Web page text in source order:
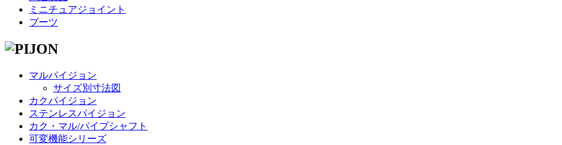
ミニチュアジョイント
ブーツ
マルパイジョン
サイズ別寸法図
カクパイジョン
ステンレスパイジョン
カク・マル/パイプシャフト
可変機能シリーズ